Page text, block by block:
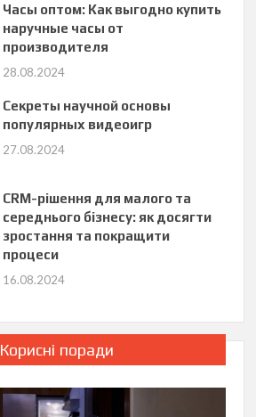
Часы оптом: Как выгодно купить
наручные часы от
производителя
28.08.2024
Секреты научной основы
популярных видеоигр
27.08.2024
CRM-рішення для малого та
середнього бізнесу: як досягти
зростання та покращити
процеси
16.08.2024
Корисні поради